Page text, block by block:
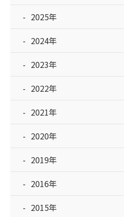
2025年
2024年
2023年
2022年
2021年
2020年
2019年
2016年
2015年